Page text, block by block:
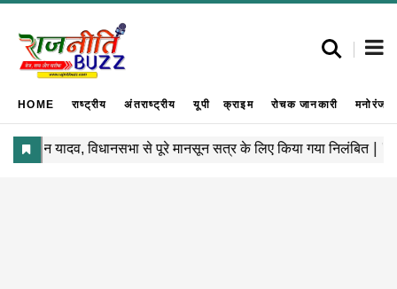
HOME राष्ट्रीय अंतराष्ट्रीय यूपी क्राइम रोचक जानकारी मनोरंजन